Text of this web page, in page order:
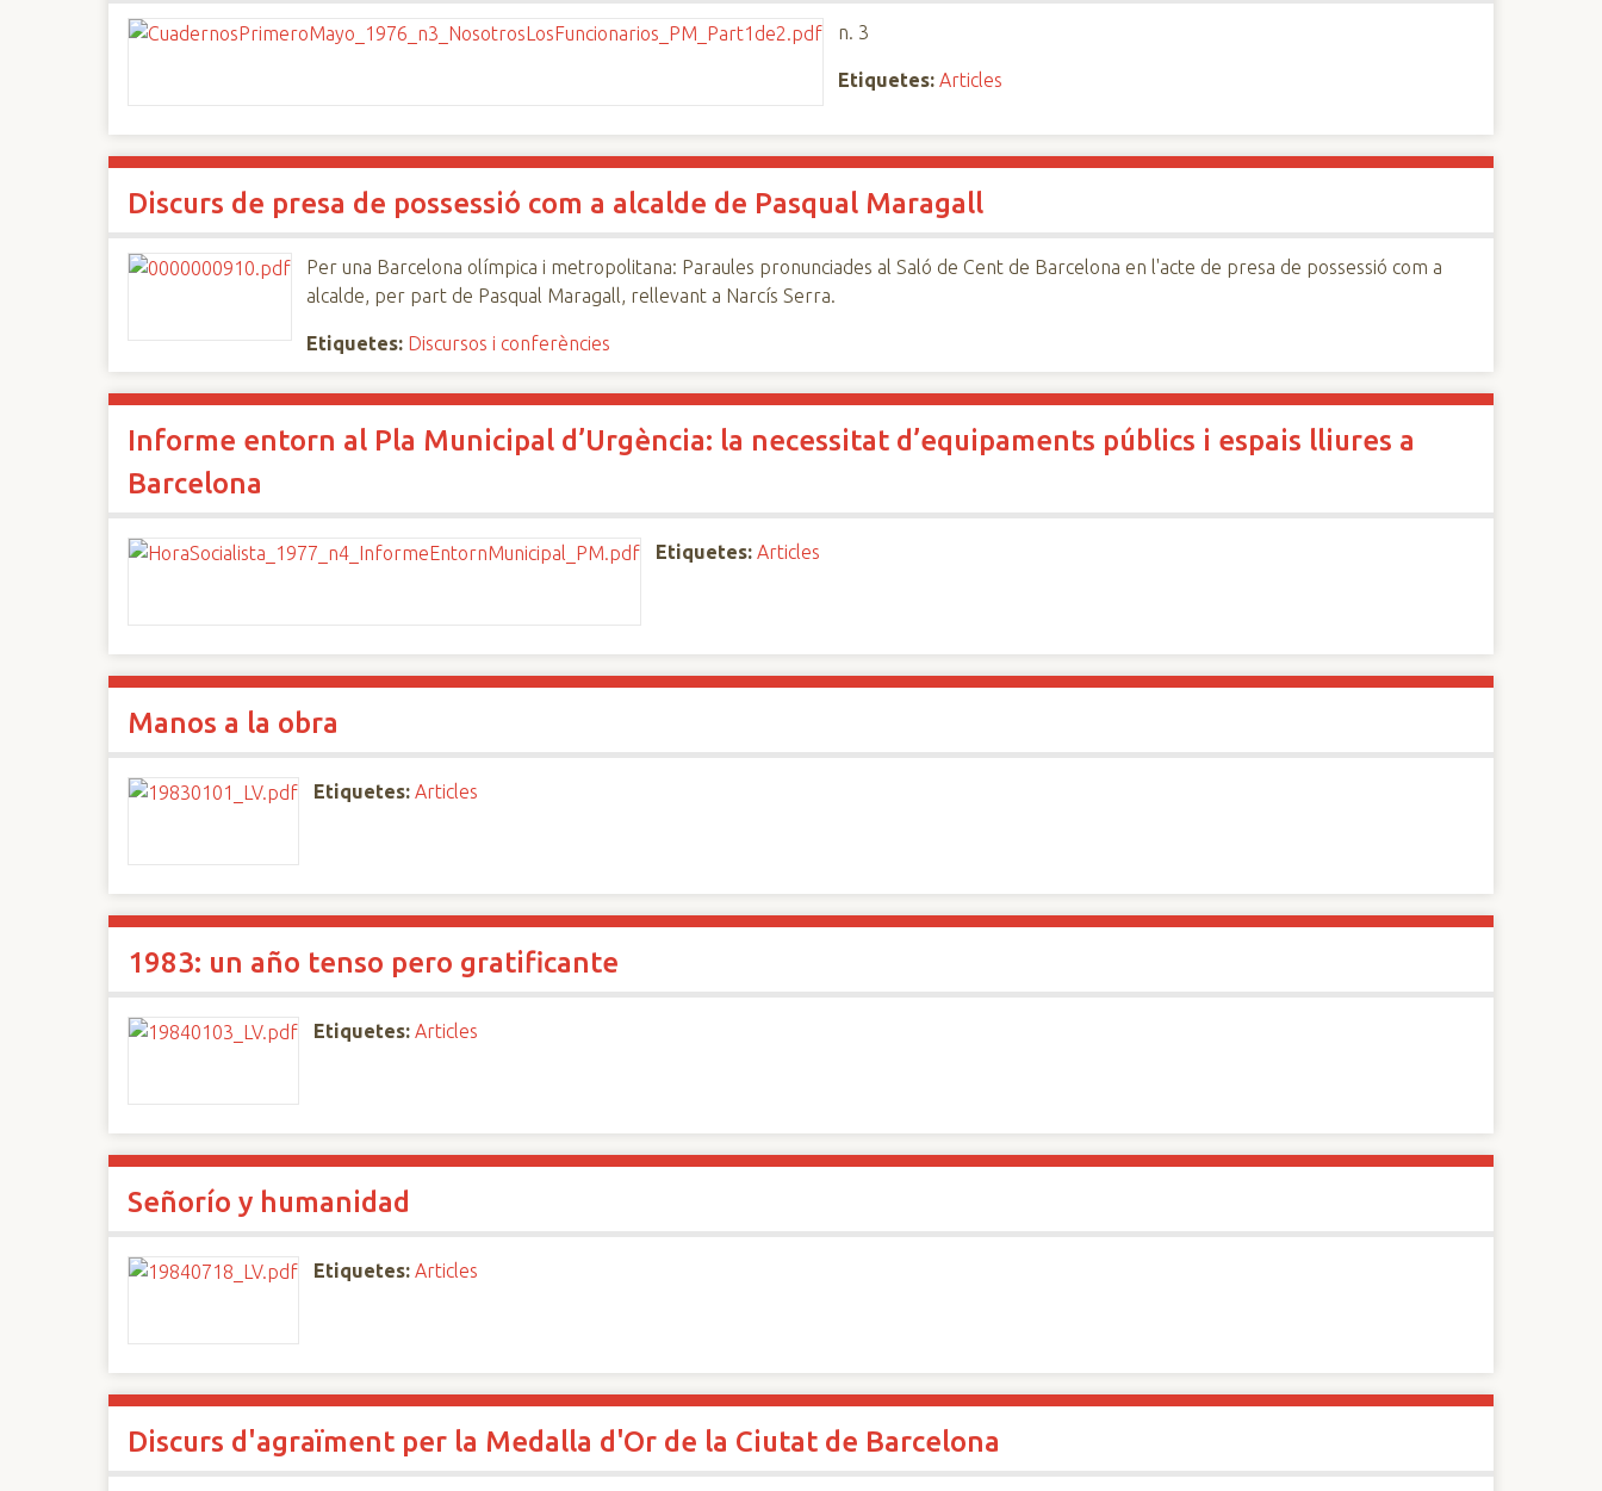
n. 3
Etiquetes: Articles
Discurs de presa de possessió com a alcalde de Pasqual Maragall
Per una Barcelona olímpica i metropolitana: Paraules pronunciades al Saló de Cent de Barcelona en l'acte de presa de possessió com a
alcalde, per part de Pasqual Maragall, rellevant a Narcís Serra.
Etiquetes: Discursos i conferències
Informe entorn al Pla Municipal d’Urgència: la necessitat d’equipaments públics i espais lliures a
Barcelona
Etiquetes: Articles
Manos a la obra
Etiquetes: Articles
1983: un año tenso pero gratificante
Etiquetes: Articles
Señorío y humanidad
Etiquetes: Articles
Discurs d'agraïment per la Medalla d'Or de la Ciutat de Barcelona